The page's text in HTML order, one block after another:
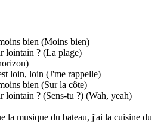
bien (Moins bien)
lointain ? (La plage)
loin, loin (J'me rappelle)
bien (Sur la côte)
lointain ? (Sens-tu ?) (Wah, yeah)
la musique du bateau, j'ai la cuisine du